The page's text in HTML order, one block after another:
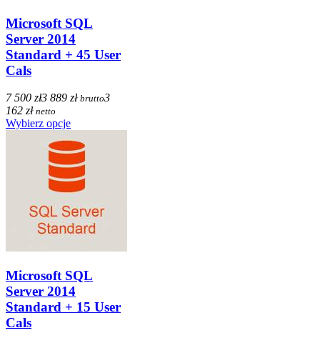
Microsoft SQL
Server 2014
Standard + 45 User
Cals
7 500 zł3 889 zł brutto3
162 zł netto
Wybierz opcje
Microsoft SQL
Server 2014
Standard + 15 User
Cals